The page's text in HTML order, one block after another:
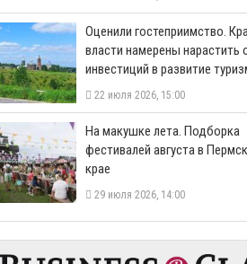
Оценили гостеприимство.
власти намерены нарастить
инвестиций в развитие
22 июля 2026, 15:00
На макушке лета. Подборка
фестивалей августа в
крае
29 июля 2026, 14:00